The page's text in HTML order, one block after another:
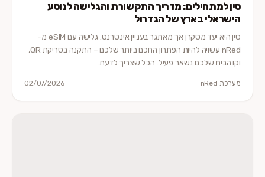
סין למתחילים: מדריך התקשורת והגלישה לנוסע
הישראלי בארץ של הגדרול
סין היא יעד מסקרן אך מאתגר בעניין אינטרנט. גלישה עם eSIM מ-
nRed עשויה להיות הפתרון החכם ביותר שלכם – התקנה בסריקת QR,
וקו הבית שלכם נשאר פעיל. הכל שצריך לדעת.
מערכת nRed 02/07/2026